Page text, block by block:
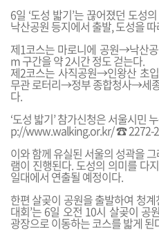
6일 ‘도성 밟기’는 끊어졌던 도성
낙산공원 등지에서 출발, 도성을
제1코스는 마로니에 공원→낙산
m 구간을 약 2시간 정도 걷는다.
제2코스는 사직공원→인왕산
무관 로터리→정부 종합청사→세
다.
‘도성 밟기’ 참가신청은 서울시민
p://www.walking.or.kr/ ☎ 2272-
이와 함께 유실된 서울의 성곽을
램이 진행된다. 도성의 의미를 다
일대에서 연출될 예정이다.
한편 살곶이 공원을 출발하여 청
대회’는 6일 오전 10시 살곶이
광장으로 이동하는 코스를 밟게 된